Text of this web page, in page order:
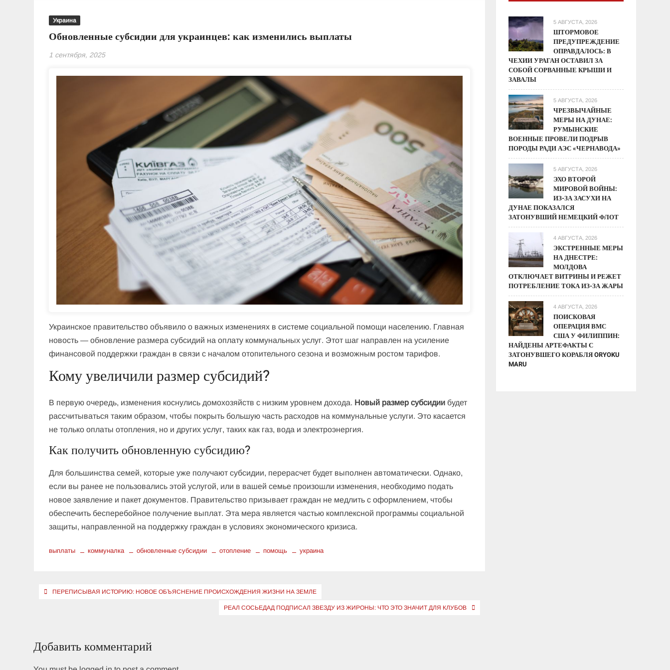
Украина
Обновленные субсидии для украинцев: как изменились выплаты
1 сентября, 2025
Украинское правительство объявило о важных изменениях в системе социальной помощи населению. Главная
новость — обновление размера субсидий на оплату коммунальных услуг. Этот шаг направлен на усиление
финансовой поддержки граждан в связи с началом отопительного сезона и возможным ростом тарифов.
Кому увеличили размер субсидий?
В первую очередь, изменения коснулись домохозяйств с низким уровнем дохода. Новый размер субсидии будет
рассчитываться таким образом, чтобы покрыть большую часть расходов на коммунальные услуги. Это касается
не только оплаты отопления, но и других услуг, таких как газ, вода и электроэнергия.
Как получить обновленную субсидию?
Для большинства семей, которые уже получают субсидии, перерасчет будет выполнен автоматически. Однако,
если вы ранее не пользовались этой услугой, или в вашей семье произошли изменения, необходимо подать
новое заявление и пакет документов. Правительство призывает граждан не медлить с оформлением, чтобы
обеспечить бесперебойное получение выплат. Эта мера является частью комплексной программы социальной
защиты, направленной на поддержку граждан в условиях экономического кризиса.
выплаты коммуналка обновленные субсидии отопление помощь украина
Навигация
ПЕРЕПИСЫВАЯ ИСТОРИЮ: НОВОЕ ОБЪЯСНЕНИЕ ПРОИСХОЖДЕНИЯ ЖИЗНИ НА ЗЕМЛЕ
РЕАЛ СОСЬЕДАД ПОДПИСАЛ ЗВЕЗДУ ИЗ ЖИРОНЫ: ЧТО ЭТО ЗНАЧИТ ДЛЯ КЛУБОВ
Добавить комментарий
5 АВГУСТА, 2026
ШТОРМОВОЕ
ПРЕДУПРЕЖДЕНИЕ
ОПРАВДАЛОСЬ: В
ЧЕХИИ УРАГАН ОСТАВИЛ ЗА
СОБОЙ СОРВАННЫЕ КРЫШИ И
ЗАВАЛЫ
5 АВГУСТА, 2026
ЧРЕЗВЫЧАЙНЫЕ
МЕРЫ НА ДУНАЕ:
РУМЫНСКИЕ
ВОЕННЫЕ ПРОВЕЛИ ПОДРЫВ
ПОРОДЫ РАДИ АЭС «ЧЕРНАВОДА»
5 АВГУСТА, 2026
ЭХО ВТОРОЙ
МИРОВОЙ ВОЙНЫ:
ИЗ-ЗА ЗАСУХИ НА
ДУНАЕ ПОКАЗАЛСЯ
ЗАТОНУВШИЙ НЕМЕЦКИЙ ФЛОТ
4 АВГУСТА, 2026
ЭКСТРЕННЫЕ МЕРЫ
НА ДНЕСТРЕ:
МОЛДОВА
ОТКЛЮЧАЕТ ВИТРИНЫ И РЕЖЕТ
ПОТРЕБЛЕНИЕ ТОКА ИЗ-ЗА ЖАРЫ
4 АВГУСТА, 2026
ПОИСКОВАЯ
ОПЕРАЦИЯ ВМС
США У ФИЛИППИН:
НАЙДЕНЫ АРТЕФАКТЫ С
ЗАТОНУВШЕГО КОРАБЛЯ ORYOKU
MARU